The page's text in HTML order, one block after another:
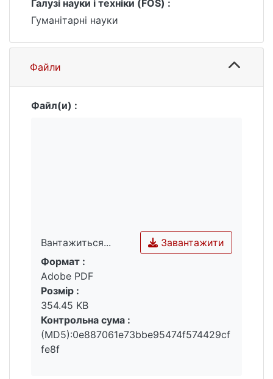
Галузі науки і техніки (FOS) :
Гуманітарні науки
Файли
Файл(и) :
Вантажиться...
Вантажиться...
Завантажити
Формат :
Adobe PDF
Розмір :
354.45 KB
Контрольна сума :
(MD5):0e887061e73bbe95474f574429cf
fe8f